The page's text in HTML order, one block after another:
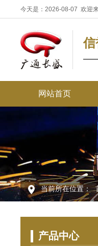
今天是：2026-08-07 欢迎
——
网站首页
当前所在位置：
产品中心